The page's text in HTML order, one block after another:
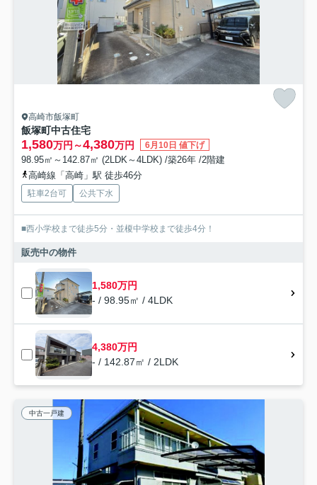
高崎市飯塚町
飯塚町中古住宅
1,580万円～4,380万円 6月10日 値下げ
98.95㎡～142.87㎡ (2LDK～4LDK) /築26年 /2階建
高崎線「高崎」駅 徒歩46分
駐車2台可 公共下水
■西小学校まで徒歩5分・並榎中学校まで徒歩4分！
販売中の物件
1,580万円
- / 98.95㎡ / 4LDK
4,380万円
- / 142.87㎡ / 2LDK
中古一戸建